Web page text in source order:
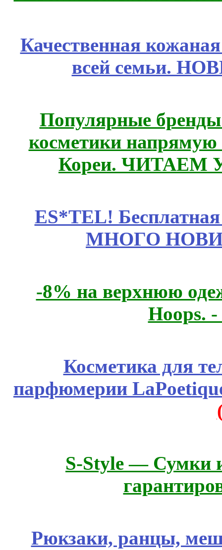
Качественная
всей семьи.
Популярные
косметики
Кореи. ЧИТАЕМ
ES*TEL!
МНОГО
-8% на верхнюю
Hoops.
Косметика для
парфюмерии
S-Style — Сумки
Рюкзаки, ранцы,